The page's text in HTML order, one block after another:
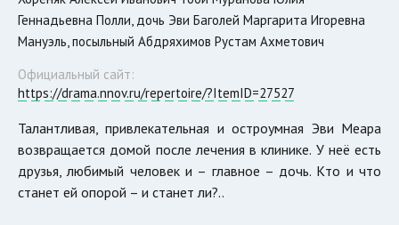
Геннадьевна Полли, дочь Эви Баголей Маргарита Игоревна
Мануэль, посыльный Абдряхимов Рустам Ахметович
Официальный сайт:
https://drama.nnov.ru/repertoire/?ItemID=27527
Талантливая, привлекательная и остроумная Эви Меара
возвращается домой после лечения в клинике. У неё есть
друзья, любимый человек и – главное – дочь. Кто и что
станет ей опорой – и станет ли?..